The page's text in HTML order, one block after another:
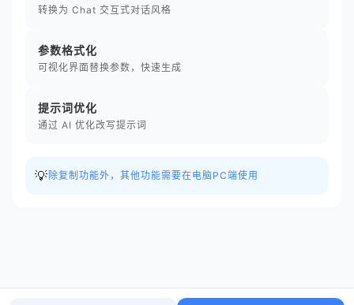
转换为 Chat 交互式对话风格
参数格式化
可视化界面替换参数，快速生成
提示词优化
通过 AI 优化改写提示词
💡 除复制功能外，其他功能需要在电脑PC端使用